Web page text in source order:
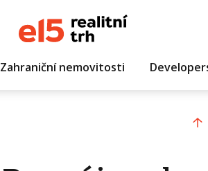
Zahraniční nemovitosti